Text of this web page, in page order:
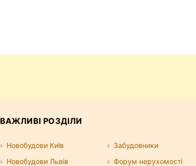
ВАЖЛИВІ РОЗДІЛИ
Новобудови Київ
Новобудови Львів
Забудовники
Форум нерухомості